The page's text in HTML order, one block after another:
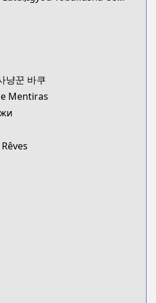
planet.com/manga/https://
series/12464/list
냥꾼 바쿠
Mentiras